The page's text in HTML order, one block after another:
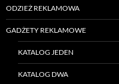
ODZIEŻ REKLAMOWA
GADŻETY REKLAMOWE
KATALOG JEDEN
KATALOG DWA